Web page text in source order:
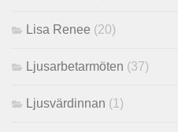
Lisa Renee (20)
Ljusarbetarmöten (37)
Ljusvärdinnan (1)